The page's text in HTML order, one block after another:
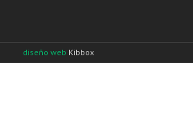
diseño web Kibbox